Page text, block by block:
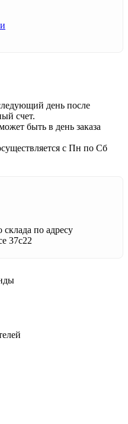
день после
счет.
быть в день заказа
с Пн по Сб
по адресу
37с22